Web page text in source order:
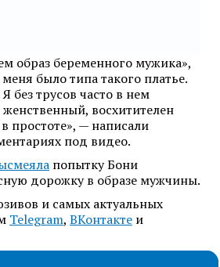
образ беременного мужика»,
было типа такого платье.
без трусов часто в нем
восхитителен
простоте», — написали
под видео.
попытку Бони
дорожку в образе мужчины.
и самых актуальных
Telegram, ВКонтакте и